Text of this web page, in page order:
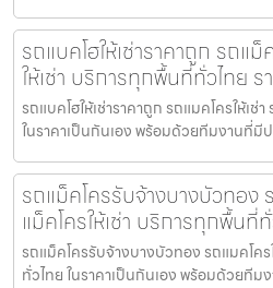
รถแบคโฮให้เช่าราคาถูก รถแ
ให้เช่า บริการทุกพื้นที่ทั่วไทย ร
รถแบคโฮให้เช่าราคาถูก รถแมคโครให้เช่
ในราคาเป็นกันเอง พร้อมด้วยทีมงานที่มี
รถแม็คโครรับจ้างบางบัวทอง
แม็คโครให้เช่า บริการทุกพื้นที่
รถแม็คโครรับจ้างบางบัวทอง รถแมคโคร
ทั่วไทย ในราคาเป็นกันเอง พร้อมด้วยที